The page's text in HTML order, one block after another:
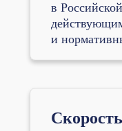
в
и
Скорость